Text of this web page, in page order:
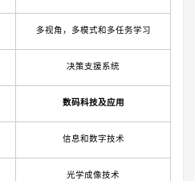
多视角，多模式和多任务学习
决策支援系统
数码科技及应用
信息和数字技术
光学成像技术